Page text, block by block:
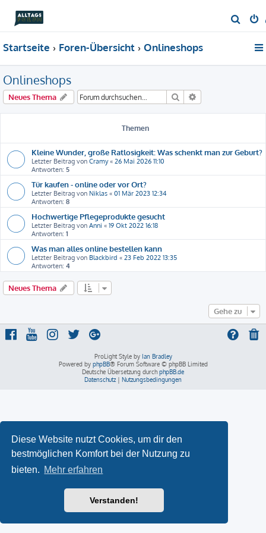
Diese Website nutzt Cookies, um dir den
bestmöglichen Komfort bei der Nutzung zu
bieten. Mehr erfahren
Verstanden!
u
Startseite Foren-Übersicht Onlineshops
Onlineshops
Neues Thema Suche
Themen
Kleine Wunder, große Ratlosigkeit: Was schenkt man zur Geburt?
Letzter Beitrag von Cramy« 26 Mai 2026 11:10
Antworten: 5
Tür kaufen - online oder vor Ort?
Letzter Beitrag von Niklas « 01 Mär 2023 12:34
Antworten: 8
Hochwertige Pflegeprodukte gesucht
Letzter Beitrag von Anni « 19 Okt 2022 16:18
Antworten: 1
Was man alles online bestellen kann
Letzter Beitrag von Blackbird « 23 Feb 2022 13:35
Antworten: 4
Neues Thema
Gehe zu
ProLight Style by Ian Bradley
Powered by phpBB® Forum Software © phpBB Limited
Deutsche Übersetzung durch phpBB.de
Datenschutz | Nutzungsbedingungen